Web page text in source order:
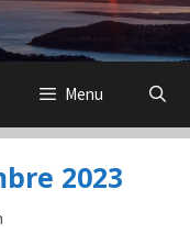
Menu
2023